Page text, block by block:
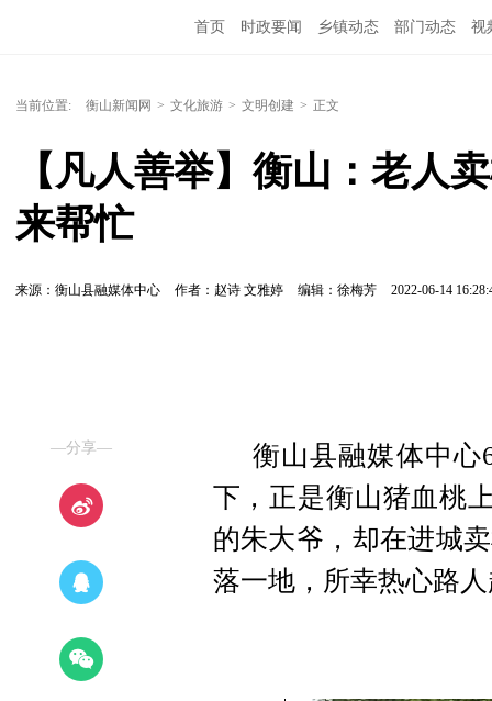
首页 时政要闻 乡镇动态 部门动态 视
当前位置: 衡山新闻网 > 文化旅游 > 文明创建 > 正文
【凡人善举】衡山：老人
来帮忙
来源：衡山县融媒体中心 作者：赵诗 文雅婷 编辑：徐梅芳 2022-06-14
—分享—
衡山县融媒体中心
下，正是衡山猪血桃
的朱大爷，却在进城
落一地，所幸热心路